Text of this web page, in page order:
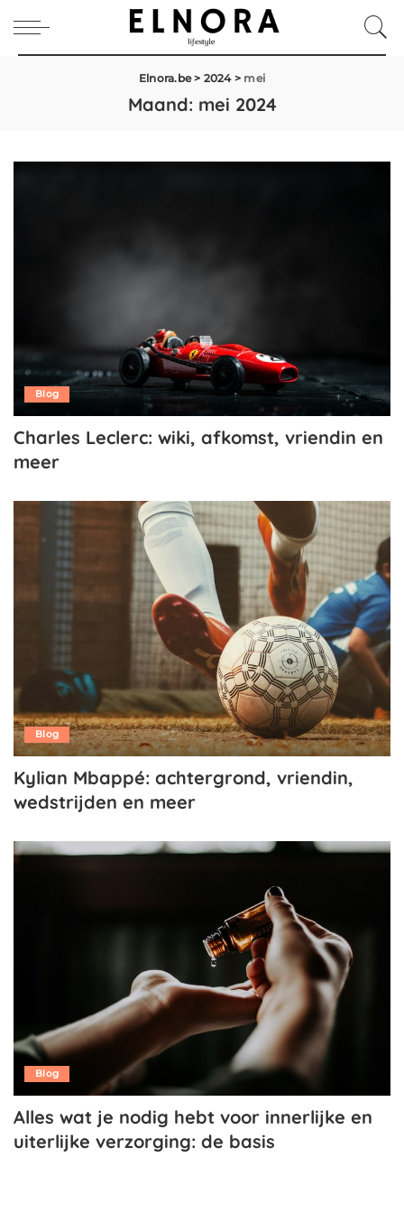
Elnora.be> 2024> mei
Maand: mei 2024
Blog
Charles Leclerc: wiki, afkomst, vriendin en
meer
Blog
Kylian Mbappé: achtergrond, vriendin,
wedstrijden en meer
Blog
Alles wat je nodig hebt voor innerlijke en
uiterlijke verzorging: de basis